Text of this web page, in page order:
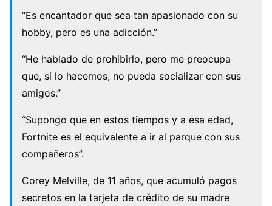
“Es encantador que sea tan apasionado con su
hobby, pero es una adicción.”
“He hablado de prohibirlo, pero me preocupa
que, si lo hacemos, no pueda socializar con sus
amigos.”
“Supongo que en estos tiempos y a esa edad,
Fortnite es el equivalente a ir al parque con sus
compañeros”.
Corey Melville, de 11 años, que acumuló pagos
secretos en la tarjeta de crédito de su madre